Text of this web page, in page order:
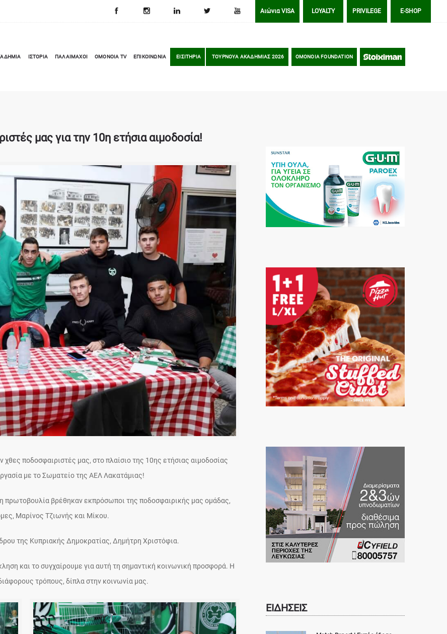
Αιώνια VISA LOYALTY PRIVILEGE E-SHOP
ΙΣΤΟΡΙΑ ΠΑΛΑΙΜΑΧΟΙ OMONOIA TV ΕΠΙΚΟΙΝΩΝΙΑ ΕΙΣΙΤΗΡΙΑ ΤΟΥΡΝΟΥΑ ΑΚΑΔΗΜΙΑΣ 2026 OMONOIA FOUNDATION STOIXIMAN
μας για την 10η ετήσια αιμοδοσία!
ποδοσφαιριστές μας, στο πλαίσιο της 10ης ετήσιας αιμοδοσίας
με το Σωματείο της ΑΕΛ Λακατάμιας!
πρωτοβουλία βρέθηκαν εκπρόσωποι της ποδοσφαιρικής μας ομάδας,
Μαρίνος Τζιωνής και Μίκου.
της Κυπριακής Δημοκρατίας, Δημήτρη Χριστόφια.
και το συγχαίρουμε για αυτή τη σημαντική κοινωνική προσφορά. Η
τρόπους, δίπλα στην κοινωνία μας.
ΕΙΔΗΣΕΙΣ